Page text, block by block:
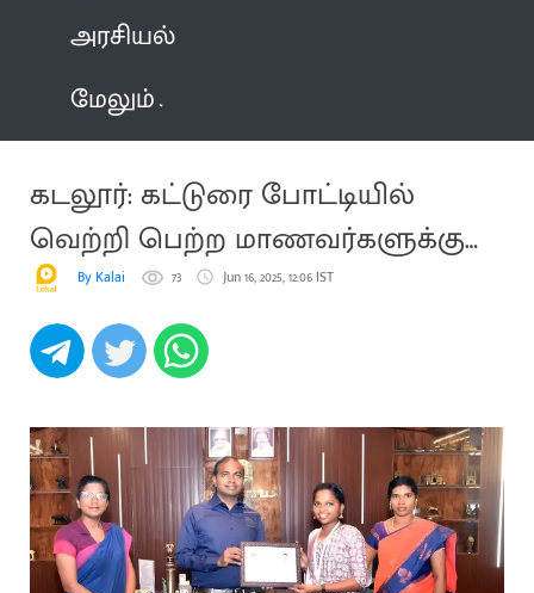
அரசியல்
மேலும்
கடலூர்: கட்டுரை போட்டியில்
வெற்றி பெற்ற மாணவர்களுக்கு
பரிசுBy Kalai 73 Jun 16, 2025, 12:06 IST